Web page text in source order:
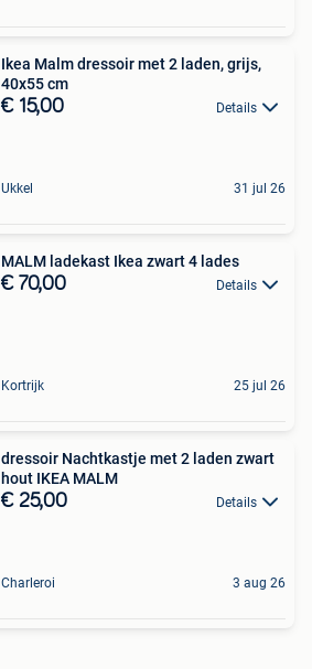
Ikea Malm dressoir met 2 laden, grijs,
40x55 cm
€ 15,00 Details
Ukkel 31 jul 26
MALM ladekast Ikea zwart 4 lades
€ 70,00 Details
Kortrijk 25 jul 26
dressoir Nachtkastje met 2 laden zwart
hout IKEA MALM
€ 25,00 Details
Charleroi 3 aug 26